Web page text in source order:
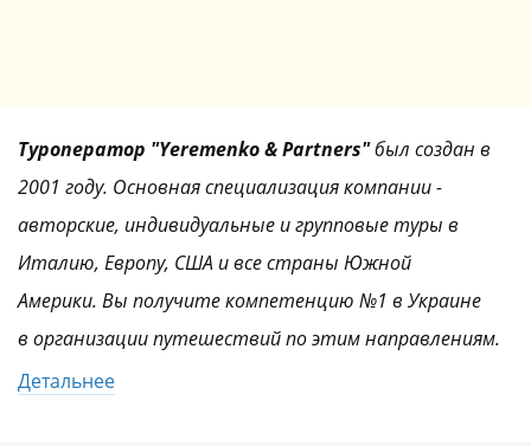
Туроператор "Yeremenko & Partners"был создан в
2001 году. Основная специализация компании -
авторские, индивидуальные и групповые туры в
Италию, Европу, США и все страны Южной
Америки. Вы получите компетенцию №1 в Украине
в организации путешествий по этим направлениям.
Детальнее